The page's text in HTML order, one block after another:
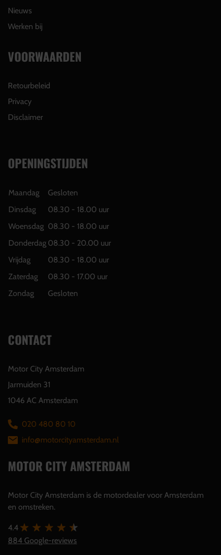
Nieuws
Werken bij
VOORWAARDEN
Retourbeleid
Privacy
Disclaimer
OPENINGSTIJDEN
Maandag
Gesloten
Dinsdag
08.30 - 18.00 uur
Woensdag 08.30 - 18.00 uur
Donderdag 08.30 - 20.00 uur
Vrijdag
08.30 - 18.00 uur
Zaterdag
08.30 - 17.00 uur
Zondag
Gesloten
CONTACT
Motor City Amsterdam
Jarmuiden 31
1046 AC Amsterdam
020 480 80 10
info@motorcityamsterdam.nl
MOTOR CITY AMSTERDAM
Motor City Amsterdam is de motordealer voor Amsterdam
en omstreken.
4.4
884 Google-reviews